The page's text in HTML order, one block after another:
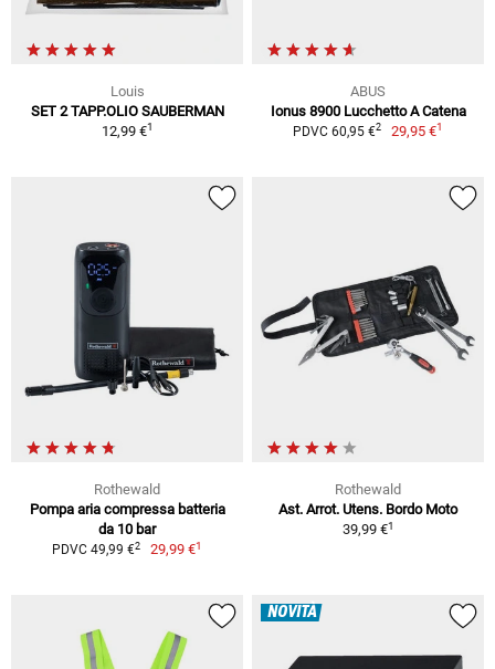
Louis
SET 2 TAPP.OLIO SAUBERMAN
12,99 €1
ABUS
Ionus 8900 Lucchetto A Catena
PDVC 60,95 €2 29,95 €1
Rothewald
Pompa aria compressa batteria
da 10 bar
PDVC 49,99 €2 29,99 €1
Rothewald
Ast. Arrot. Utens. Bordo Moto
39,99 €1
NOVITÀ